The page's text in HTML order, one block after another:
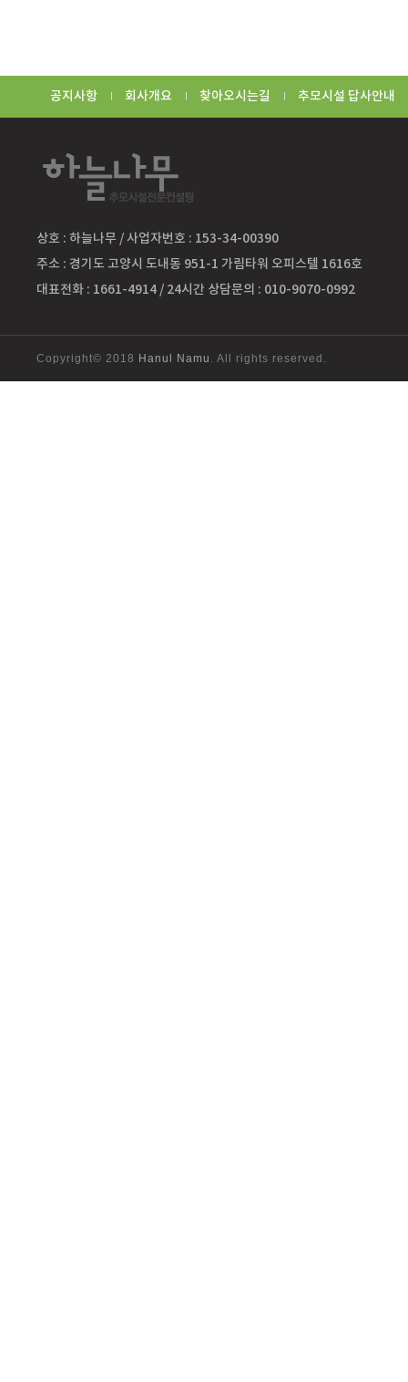
공지사항 회사개요 찾아오시는길 추모시설 답사안내
상호 : 하늘나무 / 사업자번호 : 153-34-00390
주소 : 경기도 고양시 도내동 951-1 가림타워 오피스텔 1616호
대표전화 : 1661-4914 / 24시간 상담문의 : 010-9070-0992
Copyright© 2018 Hanul Namu . All rights reserved.